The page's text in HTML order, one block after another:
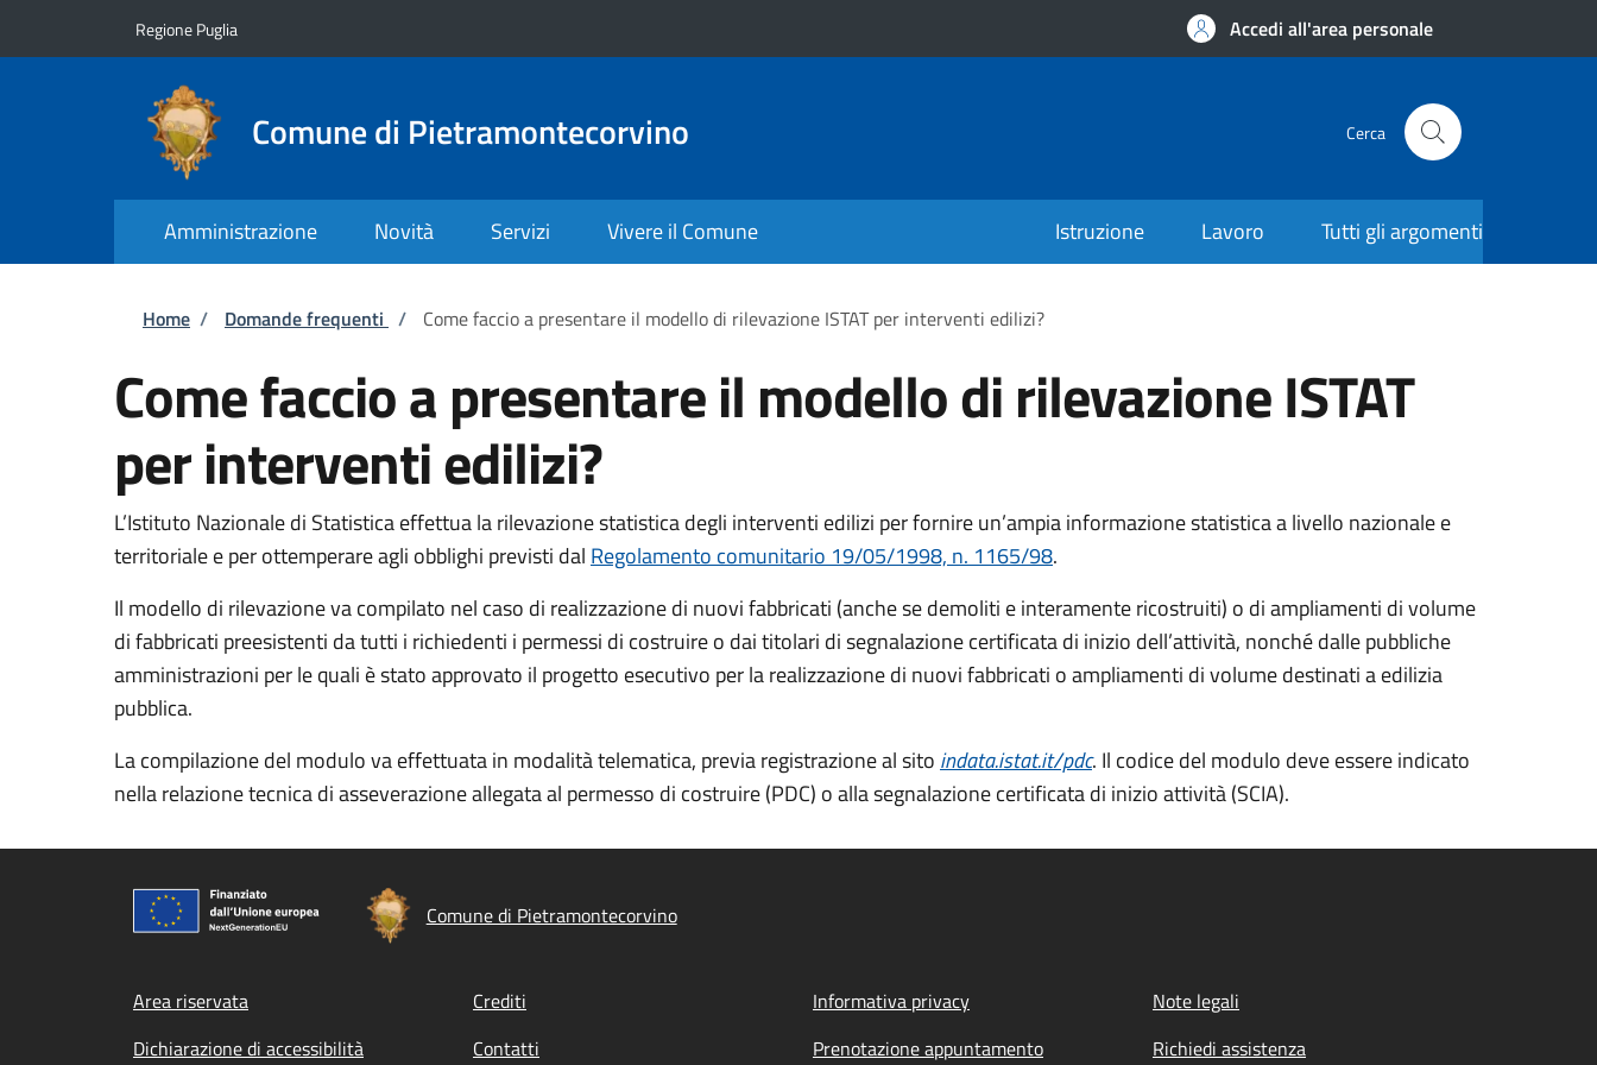
Regione Puglia Accedi all'area personale
Comune di Pietramontecorvino Cerca
Amministrazione Novità Servizi Vivere il Comune Istruzione Lavoro Tutti gli argomenti
Briciole di pane
Home / Domande frequenti / Come faccio a presentare il modello di rilevazione ISTAT per interventi edilizi?
Come faccio a presentare il modello di rilevazione ISTAT
per interventi edilizi?
L’Istituto Nazionale di Statistica effettua la rilevazione statistica degli interventi edilizi per fornire un’ampia informazione statistica a livello nazionale e
territoriale e per ottemperare agli obblighi previsti dal Regolamento comunitario 19/05/1998, n. 1165/98.
Il modello di rilevazione va compilato nel caso di realizzazione di nuovi fabbricati (anche se demoliti e interamente ricostruiti) o di ampliamenti di volume
di fabbricati preesistenti da tutti i richiedenti i permessi di costruire o dai titolari di segnalazione certificata di inizio dell’attività, nonché dalle pubbliche
amministrazioni per le quali è stato approvato il progetto esecutivo per la realizzazione di nuovi fabbricati o ampliamenti di volume destinati a edilizia
pubblica.
La compilazione del modulo va effettuata in modalità telematica, previa registrazione al sito indata.istat.it/pdc. Il codice del modulo deve essere indicato
nella relazione tecnica di asseverazione allegata al permesso di costruire (PDC) o alla segnalazione certificata di inizio attività (SCIA).
Comune di Pietramontecorvino
Footer menu
Area riservata Crediti Informativa privacy
Note legali
Dichiarazione di accessibilità
Contatti Prenotazione appuntamento Richiedi assistenza